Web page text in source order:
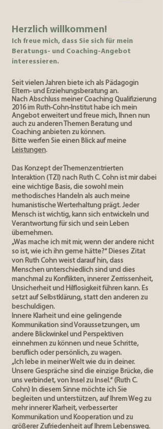
Herzlich willkommen!
Ich freue mich, dass Sie sich für mein
Beratungs- und Coaching-Angebot
interessieren.
Seit vielen Jahren biete ich als Pädagogin
Eltern- und Erziehungsberatung an.
Nach Abschluss meiner Coaching Qualifizierung
2016 im Ruth-Cohn-Institut habe ich mein
Angebot erweitert und freue mich, Ihnen nun
auch zu anderen Themen Beratung und
Coaching anbieten zu können.
Bitte werfen Sie einen Blick auf meine
Leistungen.
Das Konzept der Themenzentrierten
Interaktion (TZI) nach Ruth C. Cohn ist mir dabei
eine wichtige Basis, die sowohl mein
methodisches Handeln als auch meine
humanistische Werterhaltung prägt. Jeder
Mensch ist wichtig, kann sich entwickeln und
Verantwortung für sich und sein Leben
übernehmen.
„Was mache ich mit mir, wenn der andere nicht
so ist, wie ich ihn gerne hätte?“ Dieses Zitat
von Ruth Cohn weist darauf hin, dass
Menschen unterschiedlich sind und dies
manchmal zu Konflikten, innerer Zerrissenheit,
Unsicherheit und Hilflosigkeit führen kann. Es
setzt auf Selbstklärung, statt den anderen zu
beschuldigen.
Innere Klarheit und eine gelingende
Kommunikation sind Voraussetzungen, um
andere Blickwinkel und Perspektiven
einnehmen zu können und neue Schritte,
beruflich oder persönlich, zu wagen.
„Ich lebe in meiner Welt wie du in deiner.
Unsere Gespräche sind die einzige Brücke, die
uns verbindet, von Insel zu Insel.“ (Ruth C.
Cohn) In diesem Sinne möchte ich Sie
begleiten und unterstützen, auf Ihrem Weg zu
mehr innerer Klarheit, verbesserter
Kommunikation und Kooperation und zu
größerer Zufriedenheit auf Ihrem Lebensweg.